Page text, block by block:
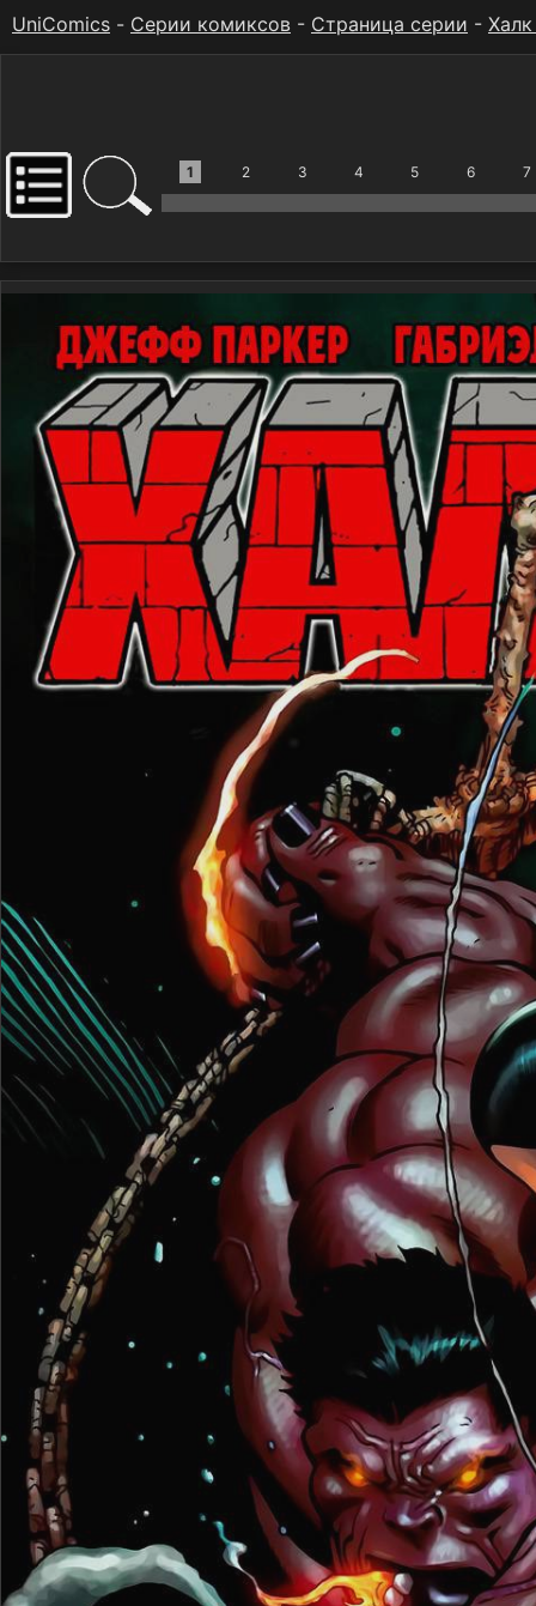
UniComics - Серии комиксов - Страница серии -
1 2 3 4 5 6 7